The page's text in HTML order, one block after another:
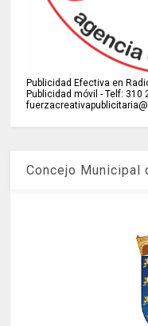
Publicidad Efectiva en
Publicidad móvil - Telf: 310
Concejo Municipal